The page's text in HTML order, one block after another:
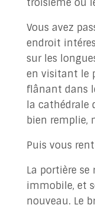
troisième ou
Vous avez
endroit
sur les
en visitant le
flânant dans
la cathédrale
bien remplie,
Puis vous
La portière se
immobile, et
nouveau. Le